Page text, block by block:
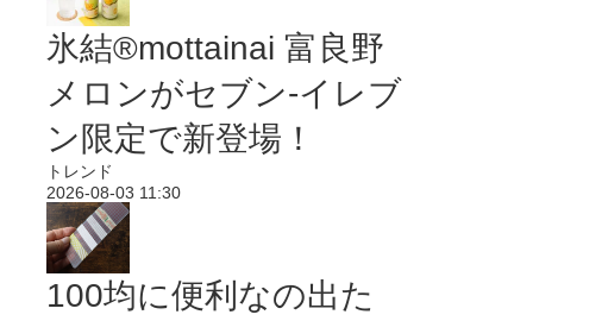
氷結®mottainai 富良野
メロンがセブン‐イレブ
ン限定で新登場！
トレンド
2026-08-03 11:30
100均に便利なの出た